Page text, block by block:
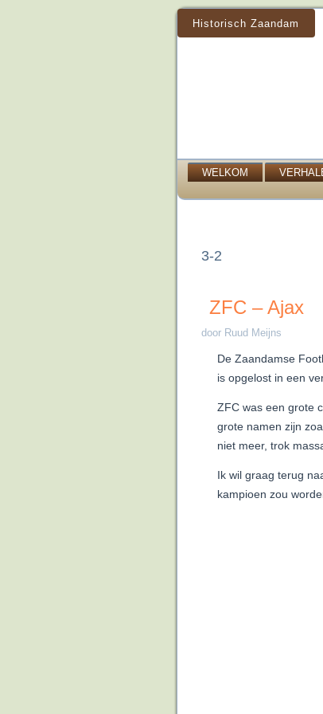
Historisch Zaandam
WELKOM
3-2
ZFC –
door Ruud Meijns
De Zaandamse
is opgelost in een
ZFC was een grote
grote namen zijn
niet meer, trok
Ik wil graag terug
kampioen zou